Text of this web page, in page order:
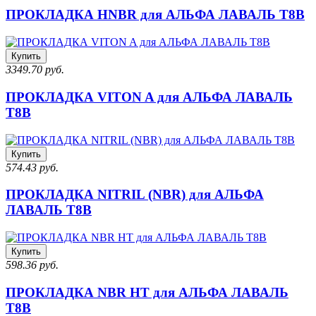
ПРОКЛАДКА HNBR для АЛЬФА ЛАВАЛЬ T8B
Купить
3349.70 руб.
ПРОКЛАДКА VITON A для АЛЬФА ЛАВАЛЬ
T8B
Купить
574.43 руб.
ПРОКЛАДКА NITRIL (NBR) для АЛЬФА
ЛАВАЛЬ T8B
Купить
598.36 руб.
ПРОКЛАДКА NBR HT для АЛЬФА ЛАВАЛЬ
T8B